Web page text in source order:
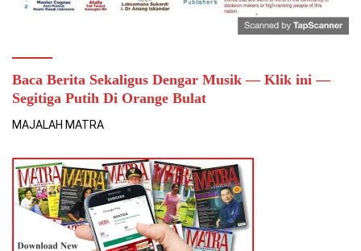
Baca Berita Sekaligus Dengar Musik — Klik ini —
Segitiga Putih Di Orange Bulat
MAJALAH MATRA